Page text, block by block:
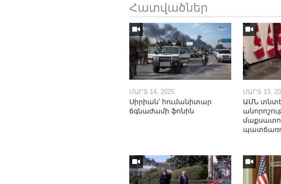
Հատվածներ
ՄԱՐՏ 14, 2025
Սիրիան՝ հումանիտար
ճգնաժամի ֆոնին
ՄԱՐՏ 13,
ԱՄՆ